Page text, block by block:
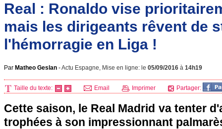
Real : Ronaldo vise
mais les dirigeants rêvent de
l'hémorragie en Liga !
Par Matheo Geslan -Actu Espagne, Mise en ligne: le 05/09/2016 à 14h19
Taille du texte: Email Imprimer Partager:
Cette saison, le Real Madrid va tenter
trophées à son impressionnant